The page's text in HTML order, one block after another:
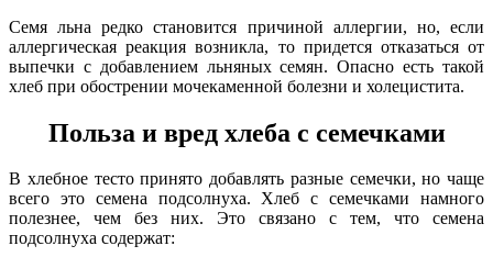
Семя льна редко становится причиной аллергии, но, если
аллергическая реакция возникла, то придется отказаться от
выпечки с добавлением льняных семян. Опасно есть такой
хлеб при обострении мочекаменной болезни и холецистита.
Польза и вред хлеба с семечками
В хлебное тесто принято добавлять разные семечки, но чаще
всего это семена подсолнуха. Хлеб с семечками намного
полезнее, чем без них. Это связано с тем, что семена
подсолнуха содержат: